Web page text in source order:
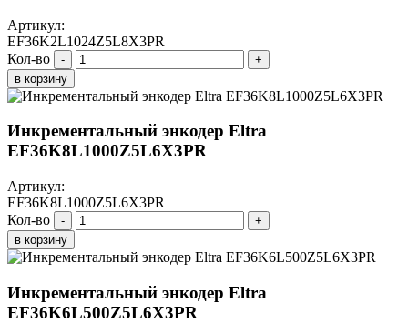
Артикул:
EF36K2L1024Z5L8X3PR
Кол-во
-
+
в корзину
Инкрементальный энкодер Eltra
EF36K8L1000Z5L6X3PR
Артикул:
EF36K8L1000Z5L6X3PR
Кол-во
-
+
в корзину
Инкрементальный энкодер Eltra
EF36K6L500Z5L6X3PR